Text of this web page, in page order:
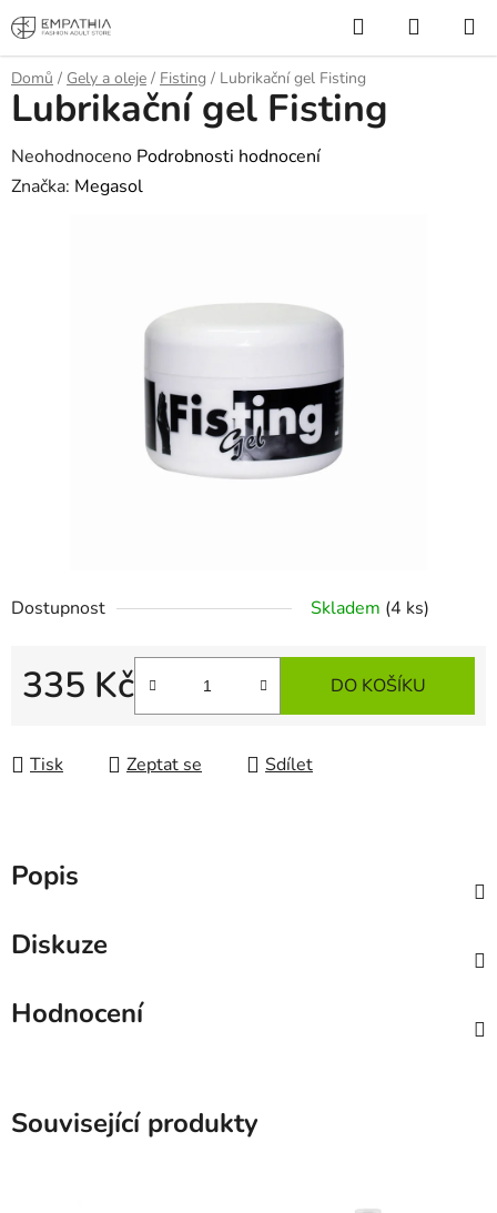
Přejít
na
obsah
Hledat
KOŠÍK
Domů / Gely a oleje / Fisting / Lubrikační gel Fisting
Dostupnost Skladem (4 ks)
335 Kč DO KOŠÍKU
Tisk Zeptat se Sdílet
Lubrikační gel Fisting
Průměrné
hodnocení
Neohodnoceno Podrobnosti hodnocení
Značka: Megasol
Popis
Diskuze
Hodnocení
Související produkty